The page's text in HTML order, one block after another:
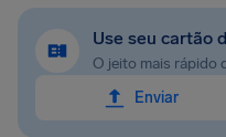
Use seu cartão
O jeito mais rápido
Enviar